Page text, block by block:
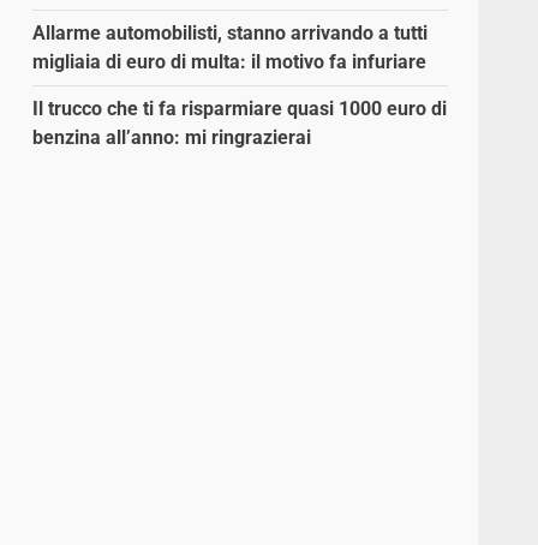
Allarme automobilisti, stanno arrivando a tutti
migliaia di euro di multa: il motivo fa infuriare
Il trucco che ti fa risparmiare quasi 1000 euro di
benzina all’anno: mi ringrazierai